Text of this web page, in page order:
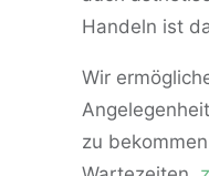
Handeln ist
Wir
zu